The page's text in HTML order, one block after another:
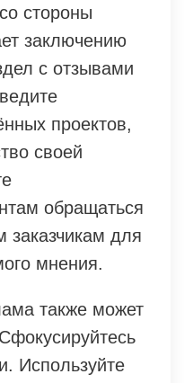
стороны
заключению
с отзывами
проектов,
своей
обращаться
для
мнения.
также может
Используйте